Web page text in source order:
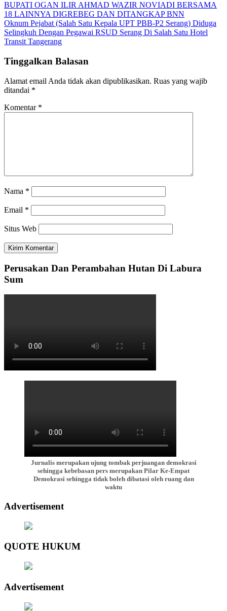
BUPATI OGAN ILIR AHMAD WAZIR NOVIADI BERSAMA
18 LAINNYA DIGREBEG DAN DITANGKAP BNN
Oknum Pejabat (Salah Satu Kepala UPT PBB-P2 Serang) Diduga
Selingkuh Dengan Pegawai RSUD Serang Di Salah Satu Hotel
Transit Tangerang
Tinggalkan Balasan
Alamat email Anda tidak akan dipublikasikan. Ruas yang wajib
ditandai *
Komentar *
Nama *
Email *
Situs Web
Perusakan Dan Perambahan Hutan Di Labura
Sum
Jurnalis merupakan ujung tombak perjuangan demokrasi
sehingga kebebasan pers merupakan Pilar Ke-Empat
Demokrasi sehingga tidak boleh dibatasi oleh ruang dan
waktu
Advertisement
QUOTE HUKUM
Advertisement